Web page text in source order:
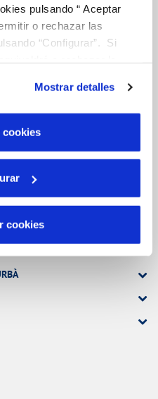
pulsando “ Aceptar
o rechazar las
“Configurar”. Si
el sitio web funcione y que
Puedes consultar
Política de Cookies
Mostrar detalles
cookies
cookies